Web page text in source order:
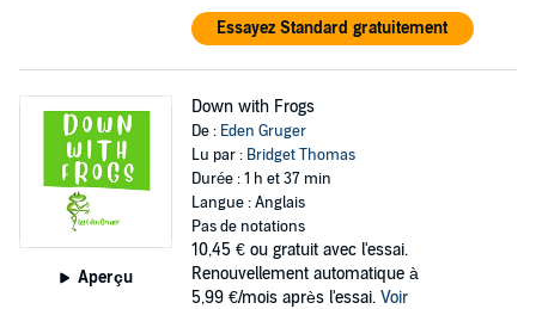
Essayez Standard gratuitement
Aperçu
Down with Frogs
De : Eden Gruger
Lu par : Bridget Thomas
Durée : 1 h et 37 min
Langue : Anglais
Pas de notations
10,45 € ou gratuit avec l'essai.
Renouvellement automatique à
5,99 €/mois après l'essai. Voir